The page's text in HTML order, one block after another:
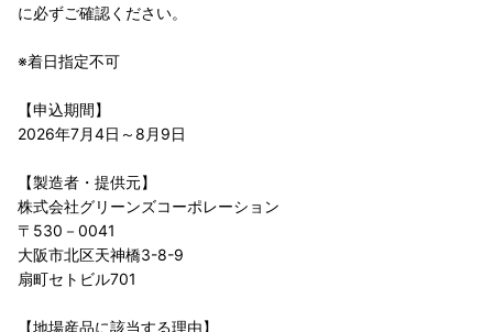
に必ずご確認ください。
※着日指定不可
【申込期間】
2026年7月4日～8月9日
【製造者・提供元】
株式会社グリーンズコーポレーション
〒530－0041
大阪市北区天神橋3-8-9
扇町セトビル701
【地場産品に該当する理由】